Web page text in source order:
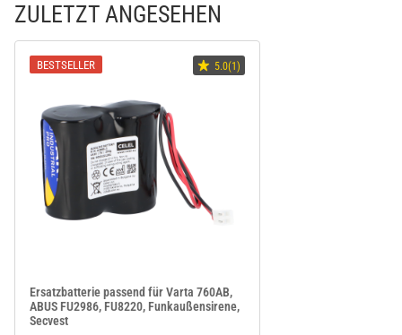
ZULETZT ANGESEHEN
BESTSELLER 5.0(1)
Ersatzbatterie passend für Varta 760AB,
ABUS FU2986, FU8220, Funkaußensirene,
Secvest